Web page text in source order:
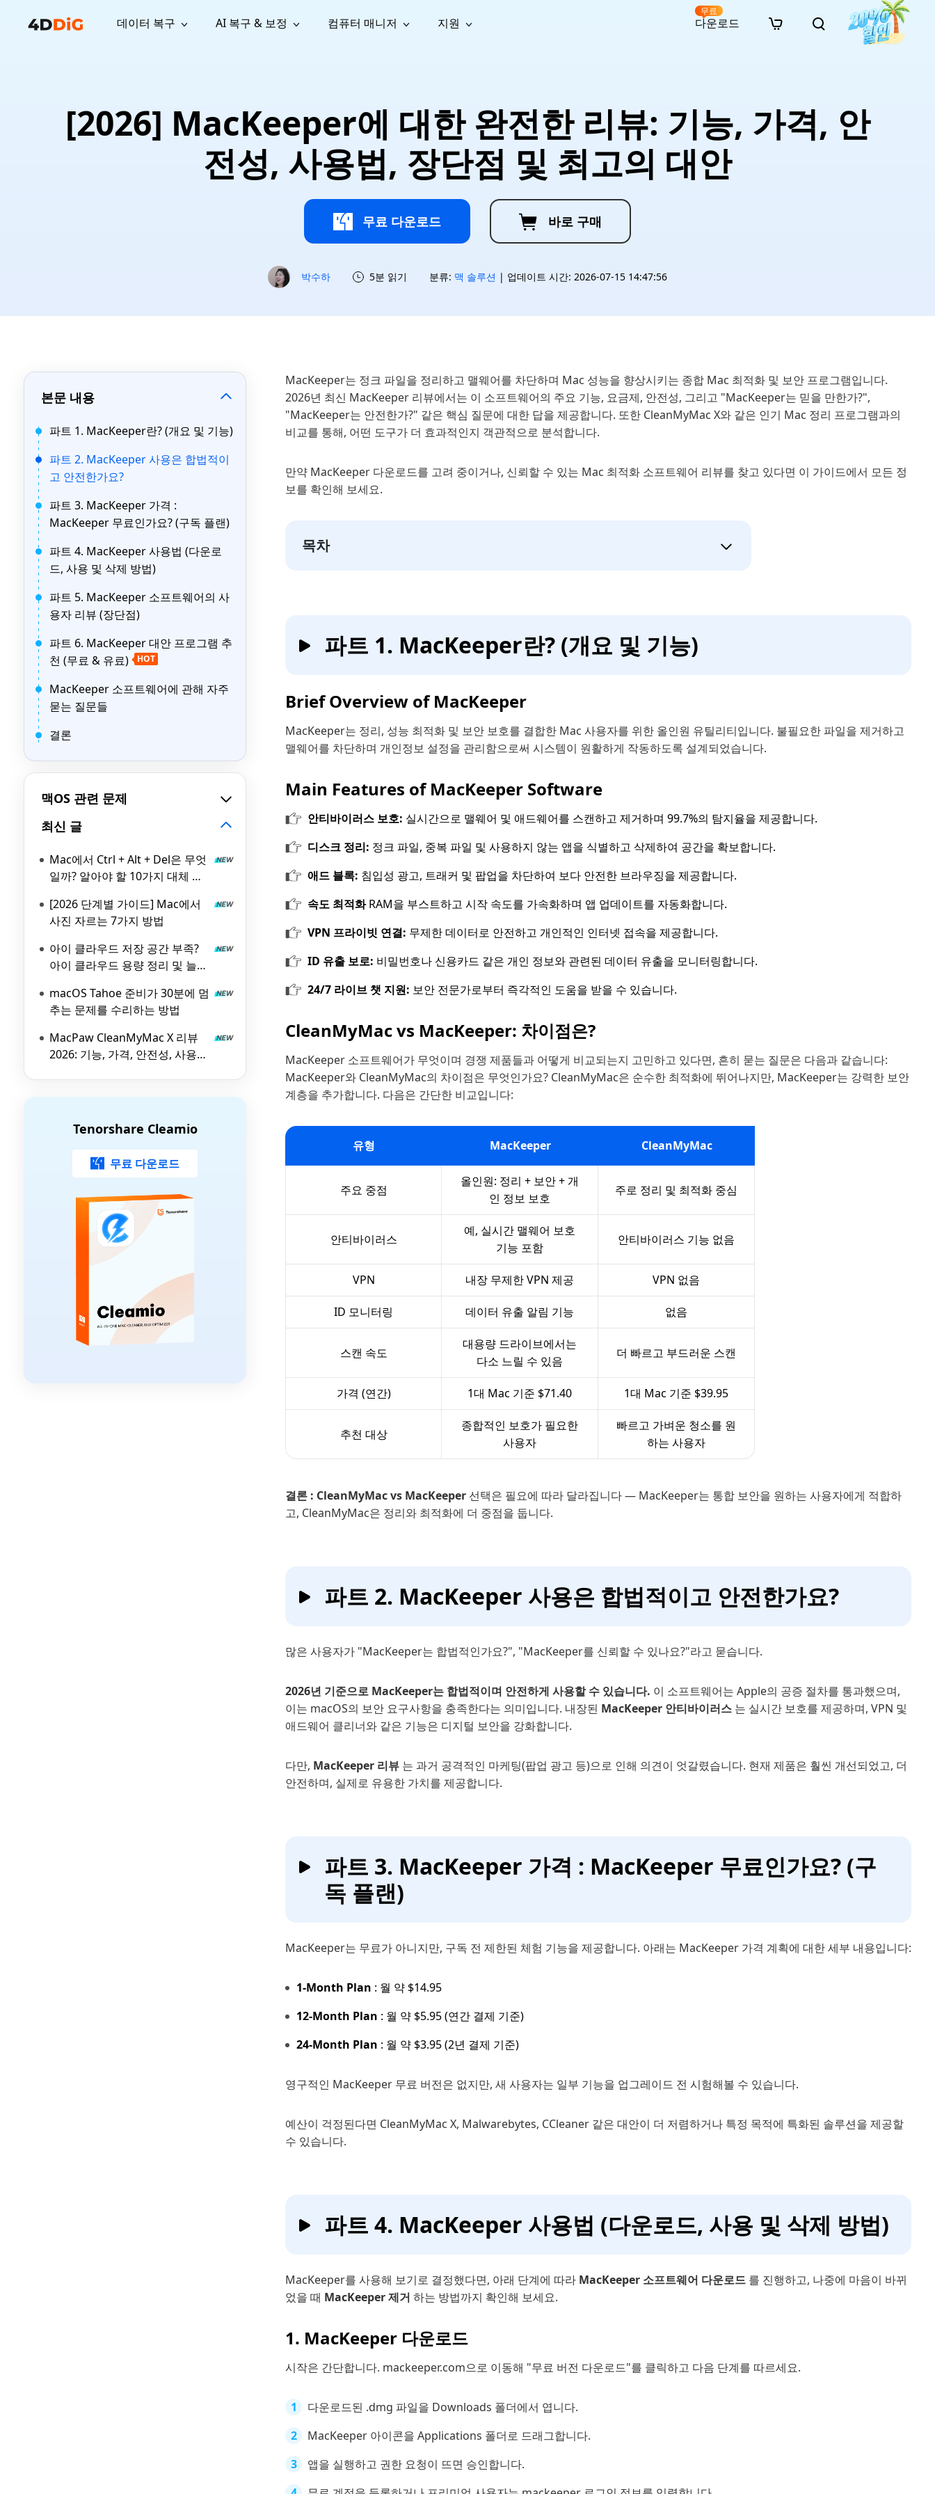
데이터 복구
프로 무료
WhatsApp 데이터 복구
WhatsApp 메시지 복구
LINE 데이터 복구
백업 없이 LINE 채팅 복구
· USB 복구
· 파티션 복구
· 한글 파일 복구
· 오피스 파일 복구
· 사진 복구
· 동영상 복구
AI 복구 & 보정
복구
구
구
오디오
복구
영상 화
질 높이
기
AI
사진 화
질 높이
기
AI
온라인 사진 복구
온라인 문서 복구
온라인 오디오 복구
· 시네마틱 AI 이미지 프롬프트
· 애니메이션 실사 변환 프롬프트
· AI 애니메이션 인물 프롬프트
· AI 벽돌 스타일 사진 프롬프트
컴퓨터 매니저
Windows용 간편 디스크 관리
중복 파일 검색 및 삭제
Tenorshare Cleamio
브랜드 리뉴얼
Mac 최적화 및 정밀 클린
Windows DLL 오류 수정
Email Repair
손상된 PST/OST 파일 복구
· 하드 디스크 복사
· 중복 파일 찾기 (Mac)
· C 드라이브 확장
· 디스크 공간 확보 (Win)
· MBR GPT 변환
· Mac 저장 공간 최적화
지원
가이드, 라이선스, 문의
구독 업데이트
사용자 가이드 센터
사용 방법 가이드
모든 팁 & 해결 방법
다운로드
무료
[2026] MacKeeper에 대한 완전한 리뷰: 기능, 가격, 안
전성, 사용법, 장단점 및 최고의 대안
무료 다운로드 바로 구매
박수하 5분 읽기 분류: 맥 솔루션 | 업데이트 시간: 2026-07-15 14:47:56
본문 내용
파트 1. MacKeeper란? (개요 및 기능)
파트 2. MacKeeper 사용은 합법적이
고 안전한가요?
파트 3. MacKeeper 가격 :
MacKeeper 무료인가요? (구독 플랜)
파트 4. MacKeeper 사용법 (다운로
드, 사용 및 삭제 방법)
파트 5. MacKeeper 소프트웨어의 사
용자 리뷰 (장단점)
파트 6. MacKeeper 대안 프로그램 추
천 (무료 & 유료)
HOT
MacKeeper 소프트웨어에 관해 자주
묻는 질문들
결론
맥OS 관련 문제
최신 글
Mac에서 Ctrl + Alt + Del은 무엇
일까? 알아야 할 10가지 대체 방
[2026 단계별 가이드] Mac에서
사진 자르는 7가지 방법
아이 클라우드 저장 공간 부족?
아이 클라우드 용량 정리 및 늘리
macOS Tahoe 준비가 30분에 멈
추는 문제를 수리하는 방법
MacPaw CleanMyMac X 리뷰
2026: 기능, 가격, 안전성, 사용법
Tenorshare Cleamio
무료 다운로드
MacKeeper는 정크 파일을 정리하고 맬웨어를 차단하며 Mac 성능을 향상시키는 종합 Mac 최적화 및 보안 프로그램입니다.
2026년 최신 MacKeeper 리뷰에서는 이 소프트웨어의 주요 기능, 요금제, 안전성, 그리고 "MacKeeper는 믿을 만한가?",
"MacKeeper는 안전한가?" 같은 핵심 질문에 대한 답을 제공합니다. 또한 CleanMyMac X와 같은 인기 Mac 정리 프로그램과의
비교를 통해, 어떤 도구가 더 효과적인지 객관적으로 분석합니다.
만약 MacKeeper 다운로드를 고려 중이거나, 신뢰할 수 있는 Mac 최적화 소프트웨어 리뷰를 찾고 있다면 이 가이드에서 모든 정
보를 확인해 보세요.
목차
파트 1. MacKeeper란? (개요 및 기능)
Brief Overview of MacKeeper
MacKeeper는 정리, 성능 최적화 및 보안 보호를 결합한 Mac 사용자를 위한 올인원 유틸리티입니다. 불필요한 파일을 제거하고
맬웨어를 차단하며 개인정보 설정을 관리함으로써 시스템이 원활하게 작동하도록 설계되었습니다.
Main Features of MacKeeper Software
안티바이러스 보호: 실시간으로 맬웨어 및 애드웨어를 스캔하고 제거하며 99.7%의 탐지율을 제공합니다.
디스크 정리: 정크 파일, 중복 파일 및 사용하지 않는 앱을 식별하고 삭제하여 공간을 확보합니다.
애드 블록: 침입성 광고, 트래커 및 팝업을 차단하여 보다 안전한 브라우징을 제공합니다.
속도 최적화RAM을 부스트하고 시작 속도를 가속화하며 앱 업데이트를 자동화합니다.
VPN 프라이빗 연결: 무제한 데이터로 안전하고 개인적인 인터넷 접속을 제공합니다.
ID 유출 보로: 비밀번호나 신용카드 같은 개인 정보와 관련된 데이터 유출을 모니터링합니다.
24/7 라이브 챗 지원: 보안 전문가로부터 즉각적인 도움을 받을 수 있습니다.
CleanMyMac vs MacKeeper: 차이점은?
MacKeeper 소프트웨어가 무엇이며 경쟁 제품들과 어떻게 비교되는지 고민하고 있다면, 흔히 묻는 질문은 다음과 같습니다:
MacKeeper와 CleanMyMac의 차이점은 무엇인가요? CleanMyMac은 순수한 최적화에 뛰어나지만, MacKeeper는 강력한 보안
계층을 추가합니다. 다음은 간단한 비교입니다:
유형 MacKeeper CleanMyMac
주요 중점
올인원: 정리 + 보안 + 개
인 정보 보호
주로 정리 및 최적화 중심
안티바이러스
예, 실시간 맬웨어 보호
기능 포함
안티바이러스 기능 없음
VPN 내장 무제한 VPN 제공 VPN 없음
ID 모니터링 데이터 유출 알림 기능 없음
스캔 속도
대용량 드라이브에서는
다소 느릴 수 있음
더 빠르고 부드러운 스캔
가격 (연간) 1대 Mac 기준 $71.40 1대 Mac 기준 $39.95
추천 대상
종합적인 보호가 필요한
사용자
빠르고 가벼운 청소를 원
하는 사용자
결론 : CleanMyMac vs MacKeeper 선택은 필요에 따라 달라집니다 — MacKeeper는 통합 보안을 원하는 사용자에게 적합하
고, CleanMyMac은 정리와 최적화에 더 중점을 둡니다.
파트 2. MacKeeper 사용은 합법적이고 안전한가요?
많은 사용자가 "MacKeeper는 합법적인가요?", "MacKeeper를 신뢰할 수 있나요?"라고 묻습니다.
2026년 기준으로 MacKeeper는 합법적이며 안전하게 사용할 수 있습니다. 이 소프트웨어는 Apple의 공증 절차를 통과했으며,
이는 macOS의 보안 요구사항을 충족한다는 의미입니다. 내장된 MacKeeper 안티바이러스 는 실시간 보호를 제공하며, VPN 및
애드웨어 클리너와 같은 기능은 디지털 보안을 강화합니다.
다만, MacKeeper 리뷰 는 과거 공격적인 마케팅(팝업 광고 등)으로 인해 의견이 엇갈렸습니다. 현재 제품은 훨씬 개선되었고, 더
안전하며, 실제로 유용한 가치를 제공합니다.
파트 3. MacKeeper 가격 : MacKeeper 무료인가요? (구
독 플랜)
MacKeeper는 무료가 아니지만, 구독 전 제한된 체험 기능을 제공합니다. 아래는 MacKeeper 가격 계획에 대한 세부 내용입니다:
1-Month Plan : 월 약 $14.95
12-Month Plan : 월 약 $5.95 (연간 결제 기준)
24-Month Plan : 월 약 $3.95 (2년 결제 기준)
영구적인 MacKeeper 무료 버전은 없지만, 새 사용자는 일부 기능을 업그레이드 전 시험해볼 수 있습니다.
예산이 걱정된다면 CleanMyMac X, Malwarebytes, CCleaner 같은 대안이 더 저렴하거나 특정 목적에 특화된 솔루션을 제공할
수 있습니다.
파트 4. MacKeeper 사용법 (다운로드, 사용 및 삭제 방법)
MacKeeper를 사용해 보기로 결정했다면, 아래 단계에 따라 MacKeeper 소프트웨어 다운로드 를 진행하고, 나중에 마음이 바뀌
었을 때 MacKeeper 제거 하는 방법까지 확인해 보세요.
1. MacKeeper 다운로드
시작은 간단합니다. mackeeper.com으로 이동해 "무료 버전 다운로드"를 클릭하고 다음 단계를 따르세요.
다운로드된 .dmg 파일을 Downloads 폴더에서 엽니다.
MacKeeper 아이콘을 Applications 폴더로 드래그합니다.
앱을 실행하고 권한 요청이 뜨면 승인합니다.